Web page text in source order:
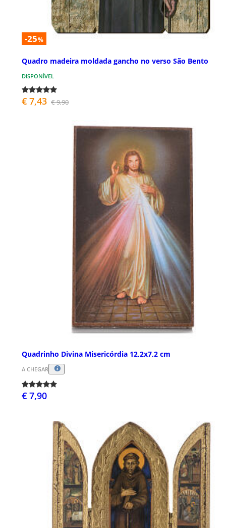
-25%
Quadro madeira moldada gancho no verso São Bento
DISPONÍVEL
€ 7,43 € 9,90
Quadrinho Divina Misericórdia 12,2x7,2 cm
A CHEGAR
€ 7,90